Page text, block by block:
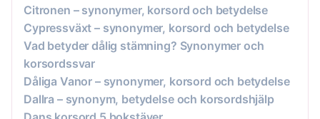
Citronen – synonymer, korsord och betydelse
Cypressväxt – synonymer, korsord och betydelse
Vad betyder dålig stämning? Synonymer och
korsordssvar
Dåliga Vanor – synonymer, korsord och betydelse
Dallra – synonym, betydelse och korsordshjälp